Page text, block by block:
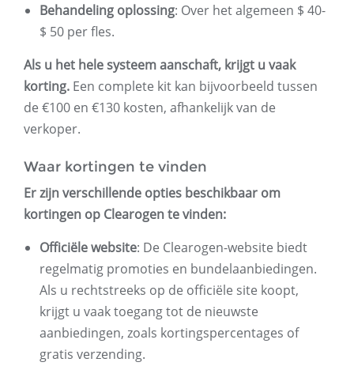
Behandeling oplossing: Over het algemeen $ 40-
$ 50 per fles.
Als u het hele systeem aanschaft, krijgt u vaak
korting. Een complete kit kan bijvoorbeeld tussen
de €100 en €130 kosten, afhankelijk van de
verkoper.
Waar kortingen te vinden
Er zijn verschillende opties beschikbaar om
kortingen op Clearogen te vinden:
Officiële website: De Clearogen-website biedt
regelmatig promoties en bundelaanbiedingen.
Als u rechtstreeks op de officiële site koopt,
krijgt u vaak toegang tot de nieuwste
aanbiedingen, zoals kortingspercentages of
gratis verzending.